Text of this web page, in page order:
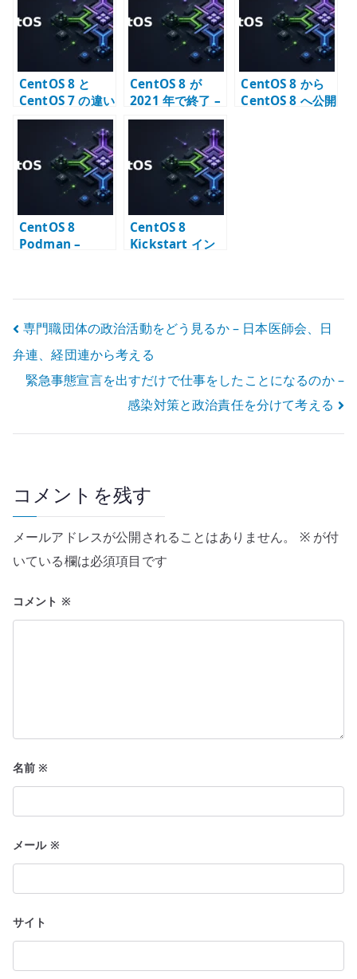
CentOS 8 と
CentOS 7 の違い
– 移行期に確認す
CentOS 8 が
2021 年で終了 –
CentOS Stream
への転換点
CentOS 8 から
CentOS 8 へ公開
CentOS 8
Podman –
CentOS 8
Kickstart イン
投
稿
ナ
ビ
ー
シ
ョ
ン
専門職団体の政治活動をどう見るか – 日本医師会、日
弁連、経団連から考える
緊急事態宣言を出すだけで仕事をしたことになるのか –
感染対策と政治責任を分けて考える
コメントを残す
メールアドレスが公開されることはありません。 ※が付
いている欄は必須項目です
コメント ※
名前※
メール ※
サイト